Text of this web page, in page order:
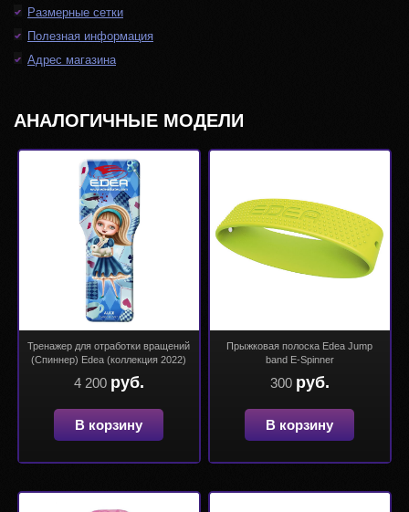
Размерные сетки
Полезная информация
Адрес магазина
АНАЛОГИЧНЫЕ МОДЕЛИ
Тренажер для отработки вращений
(Спиннер) Edea (коллекция 2022)
4 200 руб.
В корзину
Прыжковая полоска Edea Jump
band E-Spinner
300 руб.
В корзину